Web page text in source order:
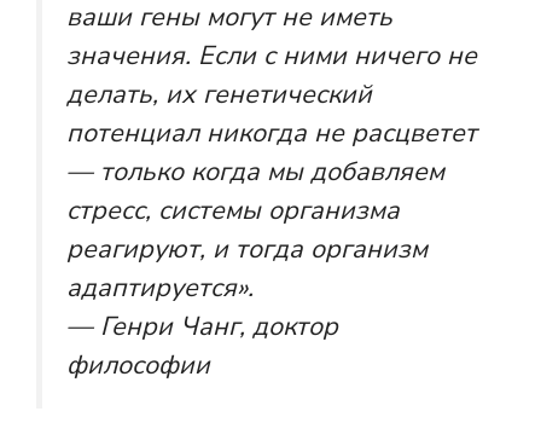
ваши гены могут не иметь
значения. Если с ними ничего не
делать, их генетический
потенциал никогда не расцветет
— только когда мы добавляем
стресс, системы организма
реагируют, и тогда организм
адаптируется».
— Генри Чанг, доктор
философии